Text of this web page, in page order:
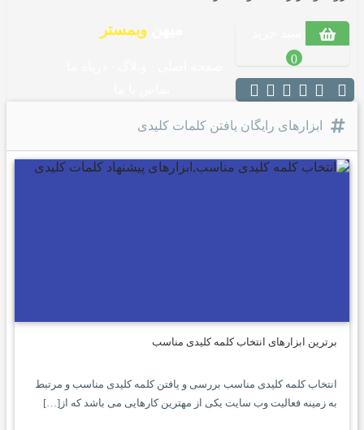
0
ابزارهای رایگان یافتن کلمات کلیدی
برترین ابزارهای انتخاب کلمه کلیدی مناسب
انتخاب کلمه کلیدی مناسب بررسی و یافتن کلمه کلیدی مناسب و مرتبط
به زمینه فعالیت وب سایت یکی از مهترین کارهایی می باشد که از[…]
وبمستر